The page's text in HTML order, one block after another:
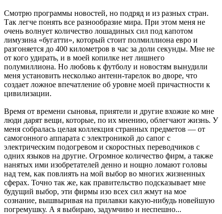
Смотрю программы новостей, но подряд и из разных стран.
Так легче понять все разнообразие мира. При этом меня не
очень волнует количество лошадиных сил под капотом
лимузина «бугатти», который стоит полмиллиона евро и
разгоняется до 400 километров в час за доли секунды. Мне не
от кого удирать, и в моей копилке нет лишнего
полумиллиона. Но любовь к футболу и новостям вынудили
меня установить несколько антенн-тарелок во дворе, что
создает ложное впечатление об уровне моей причастности к
цивилизации.
Время от времени сыновья, приятели и другие вхожие ко мне
люди дарят вещи, которые, по их мнению, облегчают жизнь. У
меня собралась целая коллекция странных предметов — от
самогонного аппарата с электроникой до сапог с
электрическим подогревом и скоростных переводчиков с
одних языков на другие. Огромное количество фирм, а также
нанятых ими изобретателей денно и нощно ломают головы
над тем, как повлиять на мой выбор во многих жизненных
сферах. Точно так же, как правительство подсказывает мне
будущий выбор, эти фирмы изо всех сил жмут на мое
сознание, вышвыривая на прилавки какую-нибудь новейшую
погремушку. А я выбираю, задумчиво и неспешно...